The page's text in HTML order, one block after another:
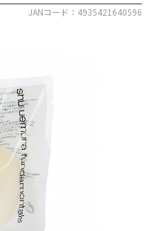
JANコード：4935421640596